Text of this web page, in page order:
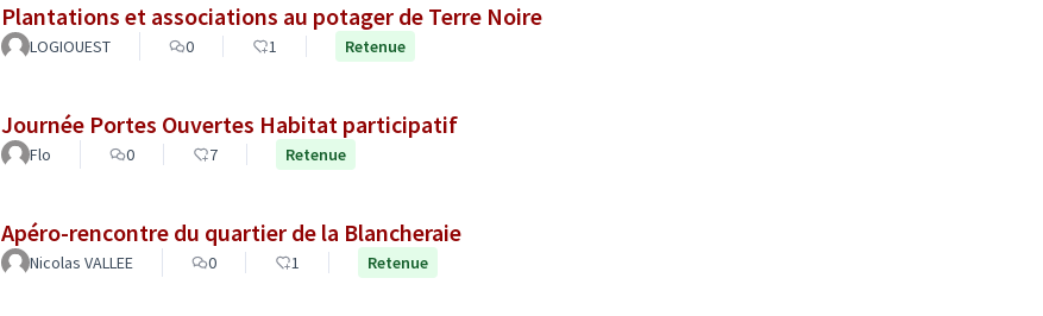
Plantations et associations au potager de Terre Noire
LOGIOUEST 0 1 Retenue
Journée Portes Ouvertes Habitat participatif
Flo 0 7 Retenue
Apéro-rencontre du quartier de la Blancheraie
Nicolas VALLEE 0 1 Retenue